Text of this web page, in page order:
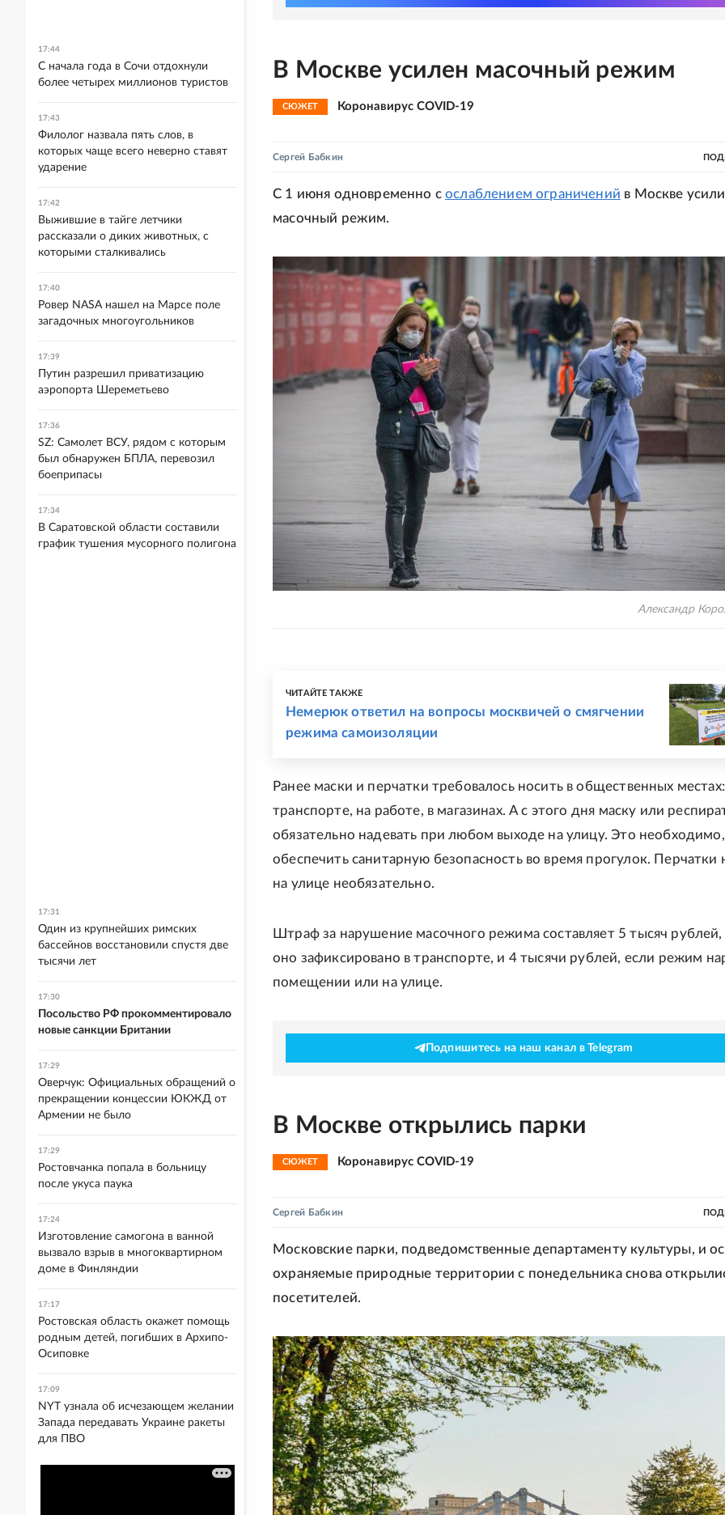
В Москве усилен масочный режим
СЮЖЕТ Коронавирус COVID-19
Сергей Бабкин
С 1 июня одновременно сослаблением ограничений в Москве
масочный режим.
Александр
ЧИТАЙТЕ ТАКЖЕ
Немерюк ответил на вопросы москвичей о смягчении
режима самоизоляции
Ранее маски и перчатки требовалось носить в общественных
транспорте, на работе, в магазинах. А с этого дня маску или
обязательно надевать при любом выходе на улицу. Это
обеспечить санитарную безопасность во время прогулок. Перчатки
на улице необязательно.
Штраф за нарушение масочного режима составляет 5 тысяч рублей,
оно зафиксировано в транспорте, и 4 тысячи рублей, если режим
помещении или на улице.
Подпишитесь на наш канал в Telegram
В Москве открылись парки
СЮЖЕТ Коронавирус COVID-19
Сергей Бабкин
Московские парки, подведомственные департаменту культуры, и
охраняемые природные территории с понедельника снова
посетителей.
17:44
С начала года в Сочи отдохнули
более четырех миллионов туристов
17:43
Филолог назвала пять слов, в
которых чаще всего неверно ставят
ударение
17:42
Выжившие в тайге летчики
рассказали о диких животных, с
которыми сталкивались
17:40
Ровер NASA нашел на Марсе поле
загадочных многоугольников
17:39
Путин разрешил приватизацию
аэропорта Шереметьево
17:36
SZ: Самолет ВСУ, рядом с которым
был обнаружен БПЛА, перевозил
боеприпасы
17:34
В Саратовской области составили
график тушения мусорного полигона
17:31
Один из крупнейших римских
бассейнов восстановили спустя две
тысячи лет
17:30
Посольство РФ прокомментировало
новые санкции Британии
17:29
Оверчук: Официальных обращений о
прекращении концессии ЮКЖД от
Армении не было
17:29
Ростовчанка попала в больницу
после укуса паука
17:24
Изготовление самогона в ванной
вызвало взрыв в многоквартирном
доме в Финляндии
17:17
Ростовская область окажет помощь
родным детей, погибших в Архипо-
Осиповке
17:09
NYT узнала об исчезающем желании
Запада передавать Украине ракеты
для ПВО